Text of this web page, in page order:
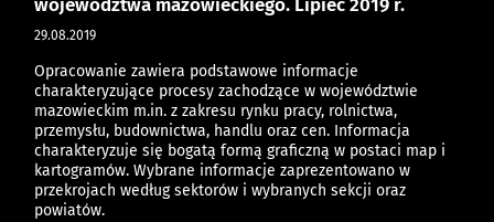
województwa mazowieckiego. Lipiec 2019 r.
29.08.2019
Opracowanie zawiera podstawowe informacje
charakteryzujące procesy zachodzące w województwie
mazowieckim m.in. z zakresu rynku pracy, rolnictwa,
przemysłu, budownictwa, handlu oraz cen. Informacja
charakteryzuje się bogatą formą graficzną w postaci map i
kartogramów. Wybrane informacje zaprezentowano w
przekrojach według sektorów i wybranych sekcji oraz
powiatów.